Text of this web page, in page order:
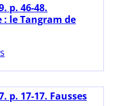
p. 46-48.
le Tangram de
p. 17-17. Fausses